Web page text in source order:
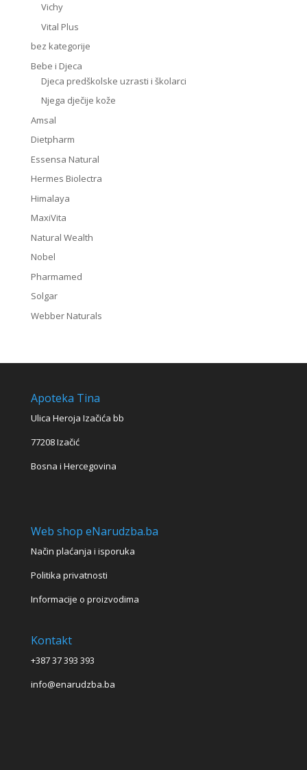
Vichy
Vital Plus
bez kategorije
Bebe i Djeca
Djeca predškolske uzrasti i školarci
Njega dječije kože
Amsal
Dietpharm
Essensa Natural
Hermes Biolectra
Himalaya
MaxiVita
Natural Wealth
Nobel
Pharmamed
Solgar
Webber Naturals
Apoteka Tina
Ulica Heroja Izačića bb
77208 Izačić
Bosna i Hercegovina
Web shop eNarudzba.ba
Način plaćanja i isporuka
Politika privatnosti
Informacije o proizvodima
Kontakt
+387 37 393 393
info@enarudzba.ba